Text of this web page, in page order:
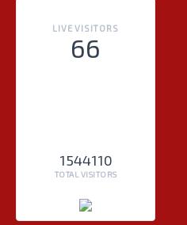
LIVE VISITORS
66
1544110
TOTAL VISITORS